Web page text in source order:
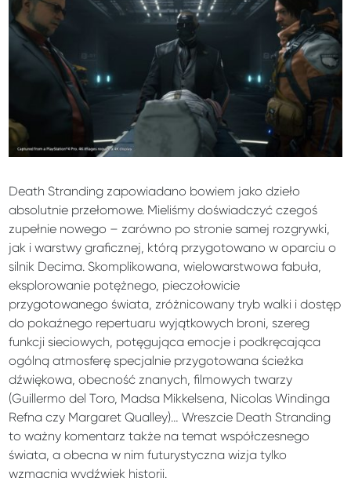
Death Stranding zapowiadano bowiem jako dzieło
absolutnie przełomowe. Mieliśmy doświadczyć czegoś
zupełnie nowego – zarówno po stronie samej rozgrywki,
jak i warstwy graficznej, którą przygotowano w oparciu o
silnik Decima. Skomplikowana, wielowarstwowa fabuła,
eksplorowanie potężnego, pieczołowicie
przygotowanego świata, zróżnicowany tryb walki i dostęp
do pokaźnego repertuaru wyjątkowych broni, szereg
funkcji sieciowych, potęgująca emocje i podkręcająca
ogólną atmosferę specjalnie przygotowana ścieżka
dźwiękowa, obecność znanych, filmowych twarzy
(Guillermo del Toro, Madsa Mikkelsena, Nicolas Windinga
Refna czy Margaret Qualley)… Wreszcie Death Stranding
to ważny komentarz także na temat współczesnego
świata, a obecna w nim futurystyczna wizja tylko
wzmacnia wydźwięk historii.